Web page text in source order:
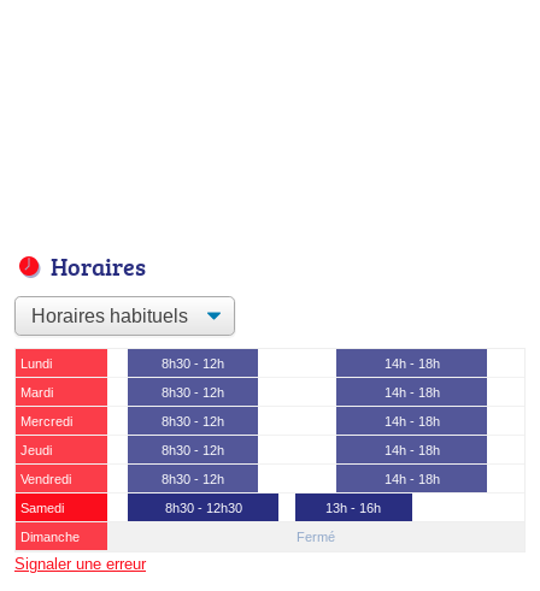
Horaires
Lundi 8h30 - 12h
14h - 18h
Mardi
8h30 - 12h
14h - 18h
Mercredi
8h30 - 12h
14h - 18h
Jeudi
8h30 - 12h
14h - 18h
Vendredi
8h30 - 12h
14h - 18h
Samedi
8h30 - 12h30
13h - 16h
Dimanche
Fermé
Signaler une erreur